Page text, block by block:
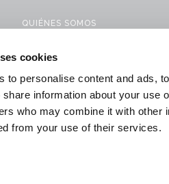
cookies
to personalise content and ads,
information about your use
who may combine it with other
from your use of their services.
QUIÉNES SOMOS
SOLUCIONES PARA LA
PRESS & NEWS